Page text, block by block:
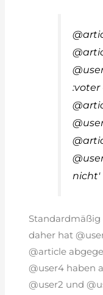
:voter
nicht'
Standardmäßig
daher hat
@article
@user4 haben
@user2 und